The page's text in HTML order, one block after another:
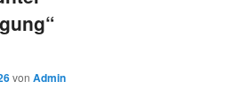
vonAdmin